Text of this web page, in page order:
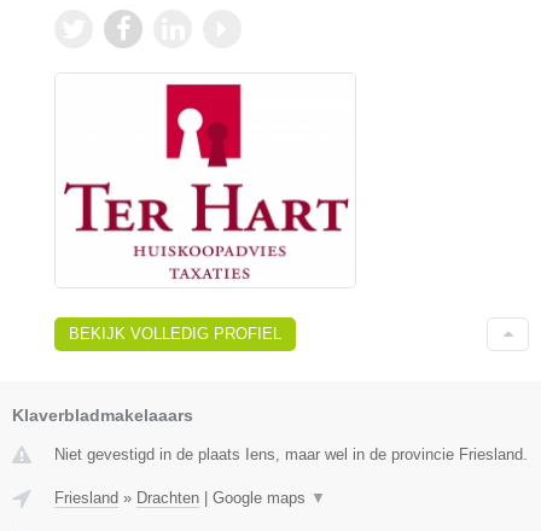
BEKIJK VOLLEDIG PROFIEL
Klaverbladmakelaaars
Niet gevestigd in de plaats Iens, maar wel in de provincie Friesland.
Friesland » Drachten | Google maps ▼